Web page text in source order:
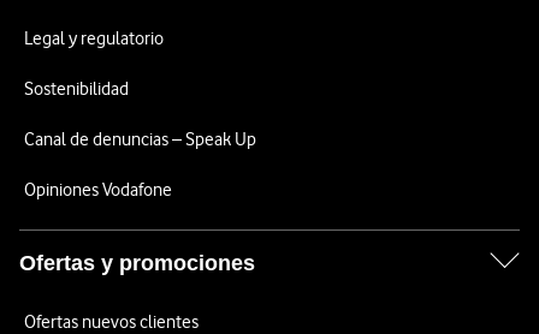
Legal y regulatorio
Sostenibilidad
Canal de denuncias – Speak Up
Opiniones Vodafone
Ofertas y promociones
Ofertas nuevos clientes